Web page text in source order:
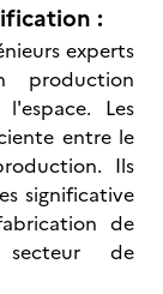
:
experts
production
Les
entre le
Ils
significative
de
de